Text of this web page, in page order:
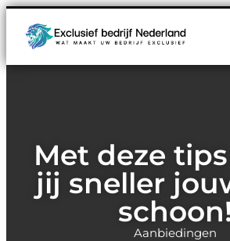
Met deze
jij sneller
schoon!
Aanbiedingen